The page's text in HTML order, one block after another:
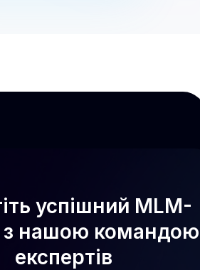
успішний MLM-
з нашою командою
експертів